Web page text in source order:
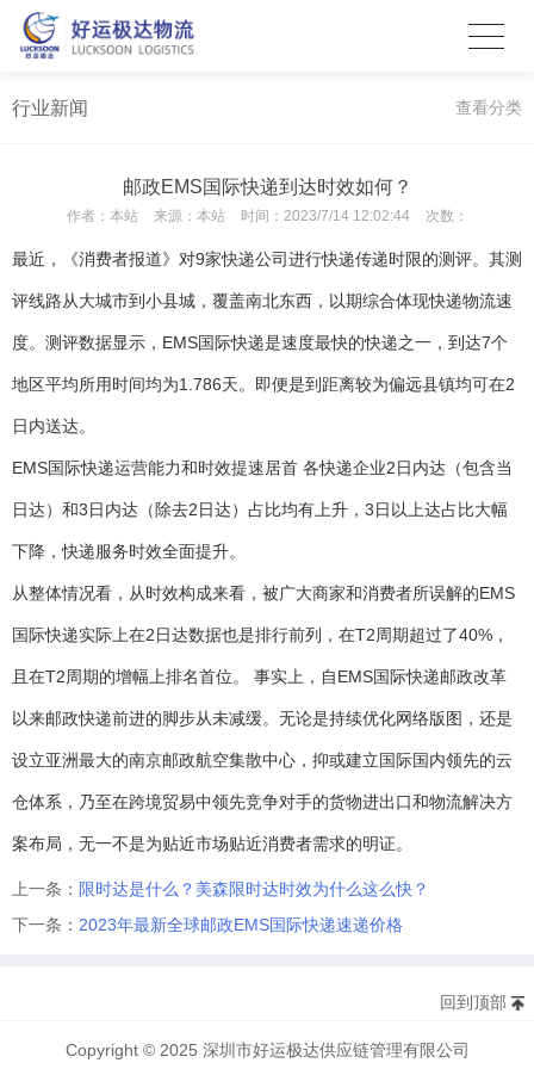
行业新闻 查看分类
邮政EMS国际快递到达时效如何？
作者： 本站 来源： 本站 时间： 2023/7/14 12:02:44 次数：
最近，《消费者报道》对9家快递公司进行快递传递时限的测评。其测
评线路从大城市到小县城，覆盖南北东西，以期综合体现快递物流速
度。测评数据显示，EMS国际快递是速度最快的快递之一，到达7个
地区平均所用时间均为1.786天。即便是到距离较为偏远县镇均可在2
日内送达。
EMS国际快递运营能力和时效提速居首 各快递企业2日内达（包含当
日达）和3日内达（除去2日达）占比均有上升，3日以上达占比大幅
下降，快递服务时效全面提升。
从整体情况看，从时效构成来看，被广大商家和消费者所误解的EMS
国际快递实际上在2日达数据也是排行前列，在T2周期超过了40%，
且在T2周期的增幅上排名首位。 事实上，自EMS国际快递邮政改革
以来邮政快递前进的脚步从未减缓。无论是持续优化网络版图，还是
设立亚洲最大的南京邮政航空集散中心，抑或建立国际国内领先的云
仓体系，乃至在跨境贸易中领先竞争对手的货物进出口和物流解决方
案布局，无一不是为贴近市场贴近消费者需求的明证。
上一条： 限时达是什么？美森限时达时效为什么这么快？
下一条： 2023年最新全球邮政EMS国际快递速递价格
回到顶部
Copyright © 2025 深圳市好运极达供应链管理有限公司